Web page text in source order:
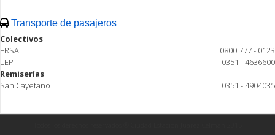
Transporte de pasajeros
Colectivos
ERSA
0800 777 - 0123
LEP
0351 - 4636600
Remiserías
San Cayetano
0351 - 4904035